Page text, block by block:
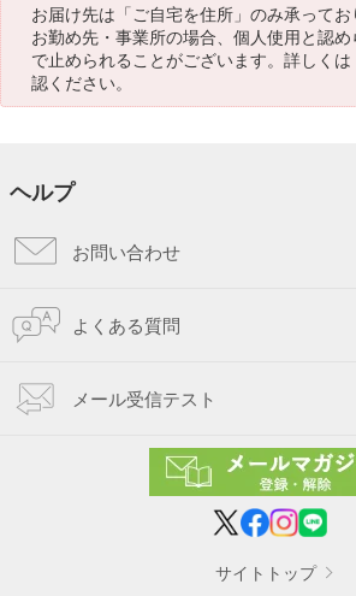
お届け先は「ご自宅を住所」のみ承って
お勤め先・事業所の場合、個人使用と認
で止められることがございます。詳しくは
認ください。
ヘルプ
お問い合わせ
よくある質問
メール受信テスト
サイトトップ